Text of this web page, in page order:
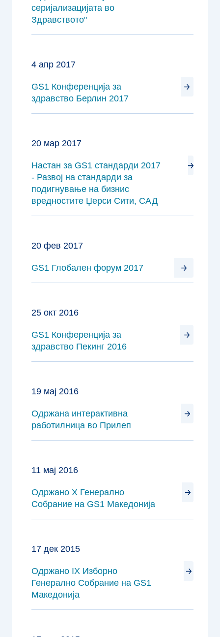
серијализацијата во
Здравството"
4 апр 2017
GS1 Конференција за
здравство Берлин 2017
20 мар 2017
Настан за GS1 стандарди 2017
- Развој на стандарди за
подигнување на бизнис
вредностите Џерси Сити, САД
20 фев 2017
GS1 Глобален форум 2017
25 окт 2016
GS1 Конференција за
здравство Пекинг 2016
19 мај 2016
Одржана интерактивна
работилница во Прилеп
11 мај 2016
Одржано X Генерално
Собрание на GS1 Македонија
17 дек 2015
Одржано IX Изборно
Генерално Собрание на GS1
Македонија